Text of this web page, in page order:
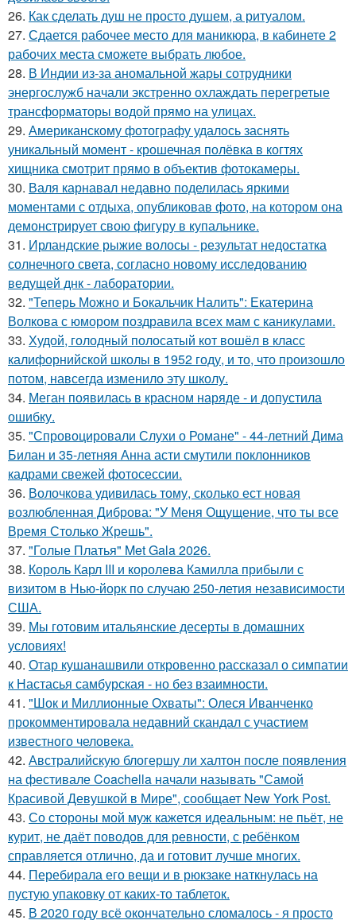
26. Как сделать душ не просто душем, а ритуалом.
27. Сдается рабочее место для маникюра, в кабинете 2
рабочих места сможете выбрать любое.
28. В Индии из-за аномальной жары сотрудники
энергослужб начали экстренно охлаждать перегретые
трансформаторы водой прямо на улицах.
29. Американскому фотографу удалось заснять
уникальный момент - крошечная полёвка в когтях
хищника смотрит прямо в объектив фотокамеры.
30. Валя карнавал недавно поделилась яркими
моментами с отдыха, опубликовав фото, на котором она
демонстрирует свою фигуру в купальнике.
31. Ирландские рыжие волосы - результат недостатка
солнечного света, согласно новому исследованию
ведущей днк - лаборатории.
32. "Теперь Можно и Бокальчик Налить": Екатерина
Волкова с юмором поздравила всех мам с каникулами.
33. Худой, голодный полосатый кот вошёл в класс
калифорнийской школы в 1952 году, и то, что произошло
потом, навсегда изменило эту школу.
34. Меган появилась в красном наряде - и допустила
ошибку.
35. "Спровоцировали Слухи о Романе" - 44-летний Дима
Билан и 35-летняя Анна асти смутили поклонников
кадрами свежей фотосессии.
36. Волочкова удивилась тому, сколько ест новая
возлюбленная Диброва: "У Меня Ощущение, что ты все
Время Столько Жрешь".
37. "Голые Платья" Met Gala 2026.
38. Король Карл III и королева Камилла прибыли с
визитом в Нью-йорк по случаю 250-летия независимости
США.
39. Мы готовим итальянские десерты в домашних
условиях!
40. Отар кушанашвили откровенно рассказал о симпатии
к Настасья самбурская - но без взаимности.
41. "Шок и Миллионные Охваты": Олеся Иванченко
прокомментировала недавний скандал с участием
известного человека.
42. Австралийскую блогершу ли халтон после появления
на фестивале Coachella начали называть "Самой
Красивой Девушкой в Мире", сообщает New York Post.
43. Со стороны мой муж кажется идеальным: не пьёт, не
курит, не даёт поводов для ревности, с ребёнком
справляется отлично, да и готовит лучше многих.
44. Перебирала его вещи и в рюкзаке наткнулась на
пустую упаковку от каких-то таблеток.
45. В 2020 году всё окончательно сломалось - я просто